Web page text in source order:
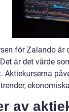
för Zalando är
är det värde
Aktiekurserna
av